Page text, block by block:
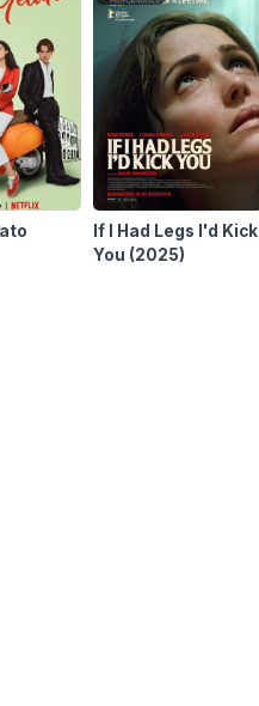
If I Had Legs I'd Kick
You (2025)